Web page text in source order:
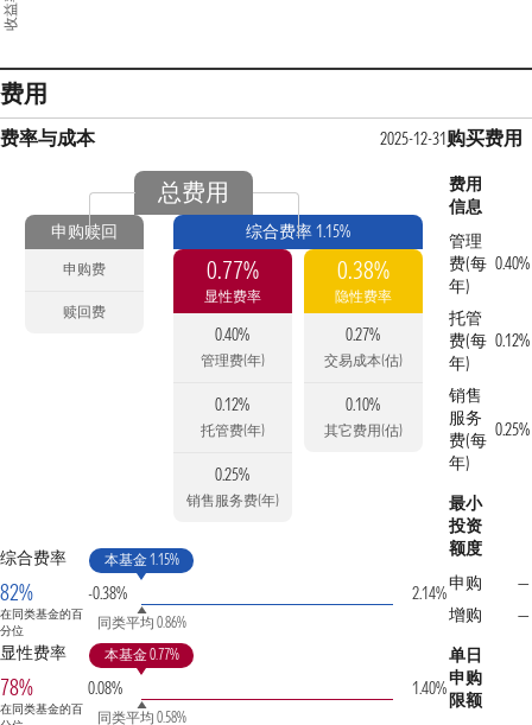
费用
费率与成本 2025-12-31
总费用
申购赎回
申购费
赎回费
综合费率 1.15%
0.77%
显性费率
0.40%
管理费(年)
0.12%
托管费(年)
0.25%
销售服务费(年)
0.38%
隐性费率
0.27%
交易成本(估)
0.10%
其它费用(估)
综合费率
82%
在同类基金的百
分位
-0.38%
本基金 1.15%
同类平均 0.86%
2.14%
显性费率
78%
在同类基金的百
0.08%
本基金 0.77%
同类平均 0.58%
1.40%
购买费用
费用
信息
管理
费(每
年)
0.40%
托管
费(每
年)
0.12%
销售
服务
费(每
年)
0.25%
最小
投资
额度
申购
—
增购
—
单日
申购
限额